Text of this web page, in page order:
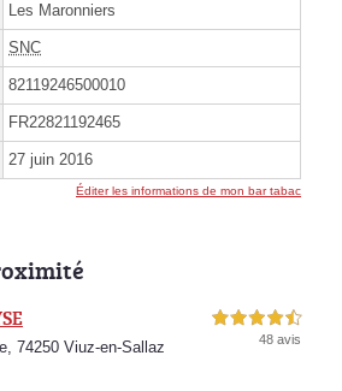
Les Maronniers
SNC
82119246500010
FR22821192465
27 juin 2016
Éditer les informations de mon bar tabac
74250 Viuz-en-Sallaz
4,5 étoiles sur 5
48 avis